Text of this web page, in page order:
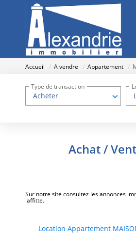
Accueil A vendre Appartement
Acheter
Type de transaction
Achat /
Sur notre site consultez les annonces
laffitte.
Location Appartement